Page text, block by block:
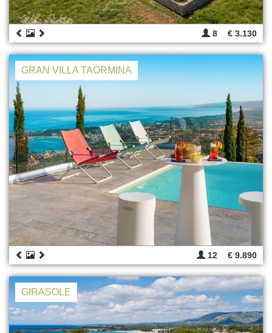
8 € 3.130
GRAN VILLA TAORMINA
12 € 9.890
GIRASOLE